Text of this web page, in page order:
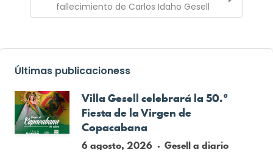
fallecimiento de Carlos Idaho Gesell
Últimas publicacioness
Villa Gesell celebrará la 50.ª
Fiesta de la Virgen de
Copacabana
6 agosto, 2026 Gesell a diario